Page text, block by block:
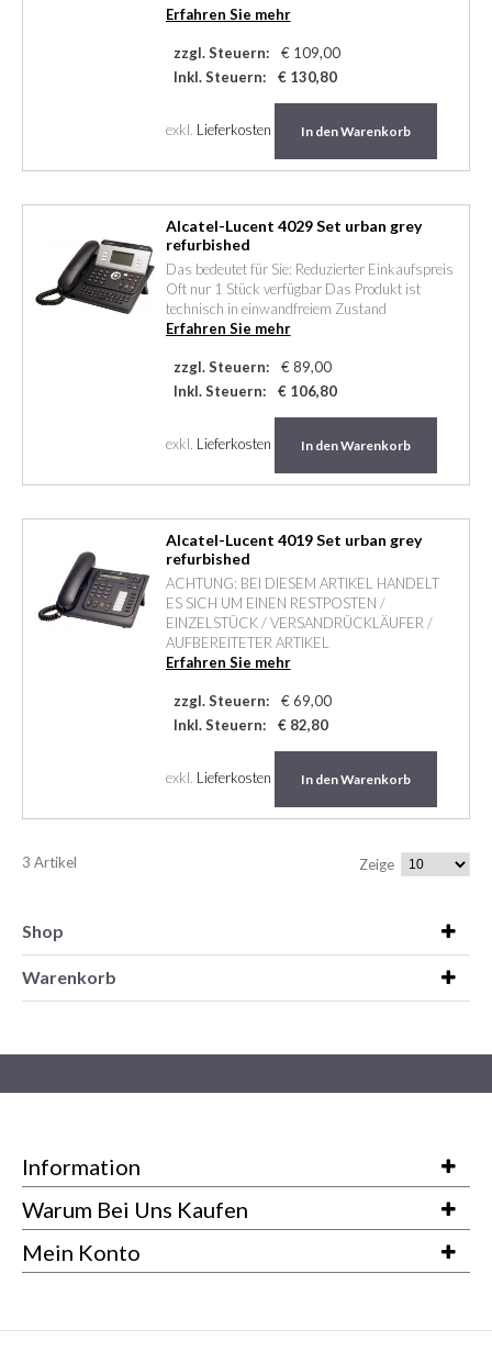
Erfahren Sie mehr
zzgl. Steuern:
€ 109,00
Inkl. Steuern:
€ 130,80
exkl. Lieferkosten In den Warenkorb
Alcatel-Lucent 4029 Set urban grey
refurbished
Das bedeutet für Sie: Reduzierter Einkaufspreis
Oft nur 1 Stück verfügbar Das Produkt ist
technisch in einwandfreiem Zustand
Erfahren Sie mehr
zzgl. Steuern:
€ 89,00
Inkl. Steuern:
€ 106,80
exkl. Lieferkosten In den Warenkorb
Alcatel-Lucent 4019 Set urban grey
refurbished
ACHTUNG: BEI DIESEM ARTIKEL HANDELT
ES SICH UM EINEN RESTPOSTEN /
EINZELSTÜCK / VERSANDRÜCKLÄUFER /
AUFBEREITETER ARTIKEL
Erfahren Sie mehr
zzgl. Steuern:
€ 69,00
Inkl. Steuern:
€ 82,80
exkl. Lieferkosten In den Warenkorb
3 Artikel Zeige
Shop
Warenkorb
Information
Warum Bei Uns Kaufen
Mein Konto